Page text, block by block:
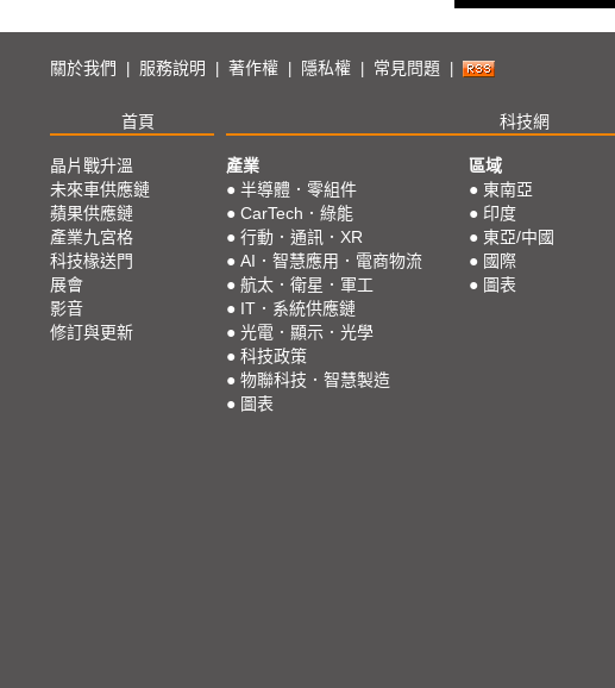
關於我們 服務說明 著作權 隱私權 常見問題
首頁 科技網
晶片戰升溫
未來車供應鏈
蘋果供應鏈
產業九宮格
科技椽送門
展會
影音
修訂與更新
產業
● 半導體．零組件
● CarTech．綠能
● 行動．通訊．XR
● AI．智慧應用．電商物流
● 航太．衛星．軍工
● IT．系統供應鏈
● 光電．顯示．光學
● 科技政策
● 物聯科技．智慧製造
● 圖表
區域
● 東南亞
● 印度
● 東亞/中國
● 國際
● 圖表